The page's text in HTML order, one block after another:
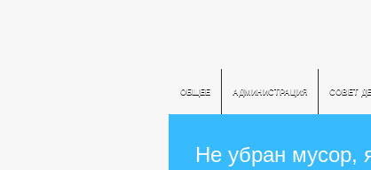
ОБЩЕЕ АДМИНИСТРАЦИЯ СОВЕТ
Не убран мусор,